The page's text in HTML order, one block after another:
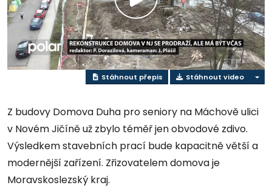
Play
Video
Stáhnout přepis Stáhnout video
Z budovy Domova Duha pro seniory na Máchově ulici
v Novém Jičíně už zbylo téměř jen obvodové zdivo.
Výsledkem stavebních prací bude kapacitně větší a
modernější zařízení. Zřizovatelem domova je
Moravskoslezský kraj.